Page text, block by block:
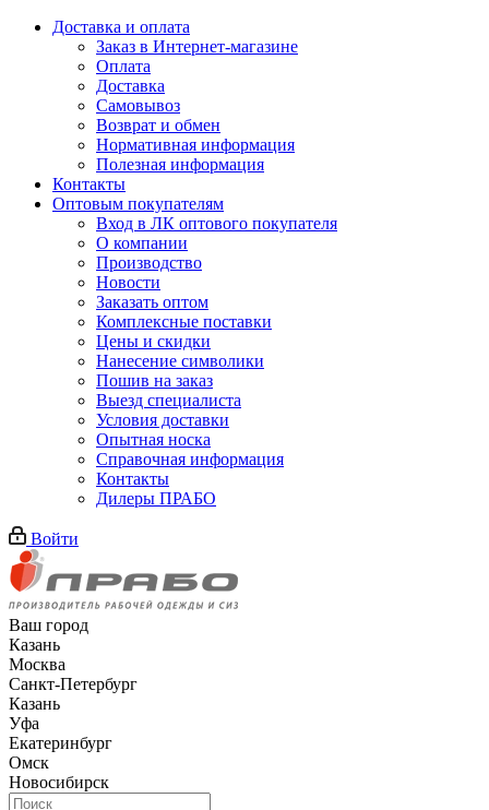
Доставка и оплата
Заказ в Интернет-магазине
Оплата
Доставка
Самовывоз
Возврат и обмен
Нормативная информация
Полезная информация
Контакты
Оптовым покупателям
Вход в ЛК оптового покупателя
О компании
Производство
Новости
Заказать оптом
Комплексные поставки
Цены и скидки
Нанесение символики
Пошив на заказ
Выезд специалиста
Условия доставки
Опытная носка
Справочная информация
Контакты
Дилеры ПРАБО
Войти
Ваш город
Казань
Москва
Санкт-Петербург
Казань
Уфа
Екатеринбург
Омск
Новосибирск